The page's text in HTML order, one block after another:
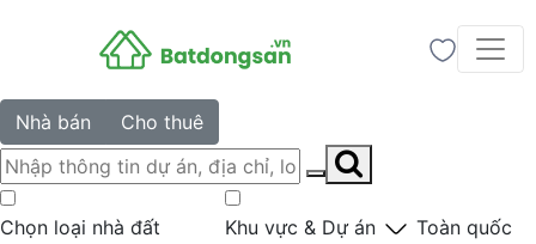
Nhà bán Cho thuê
Chọn loại nhà đất
Khu vực & Dự án Toàn quốc